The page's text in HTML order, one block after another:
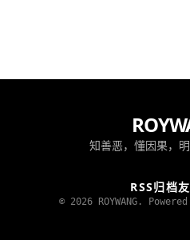
知善恶，懂因果，
RSS归档
© 2026 ROYWANG.